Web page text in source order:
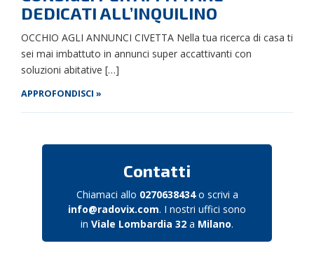
DEDICATI ALL’INQUILINO
OCCHIO AGLI ANNUNCI CIVETTA Nella tua ricerca di casa ti
sei mai imbattuto in annunci super accattivanti con
soluzioni abitative […]
APPROFONDISCI »
Contatti
Chiamaci allo 0270638434o scrivi a
info@radovix.com. I nostri uffici sono
in Viale Lombardia 32 a Milano.